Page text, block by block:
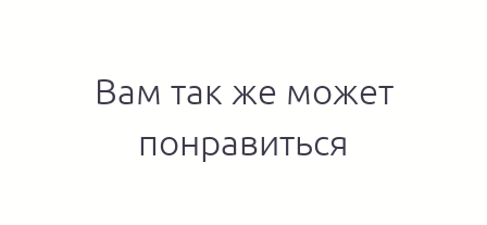
Вам так же может
понравиться